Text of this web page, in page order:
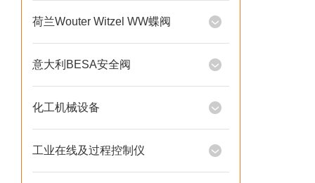
荷兰Wouter Witzel WW蝶阀
意大利BESA安全阀
化工机械设备
工业在线及过程控制仪